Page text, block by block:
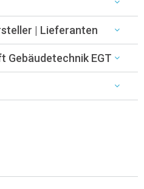
| Lieferanten
Gebäudetechnik EGT